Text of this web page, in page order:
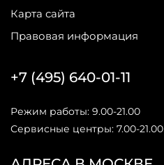
Карта сайта
Правовая информация
+7 (495) 640-01-11
Режим работы: 9.00-21.00
Сервисные центры: 7.00-21.00